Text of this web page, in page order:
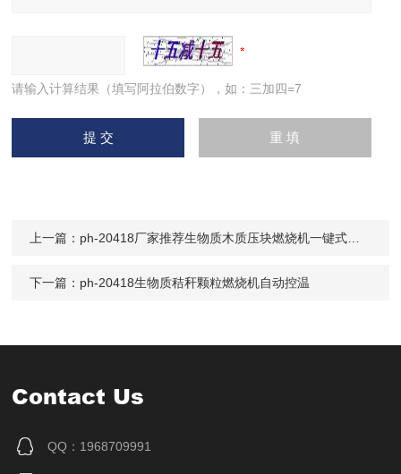
请输入计算结果（填写阿拉伯数字），如：三加四=7
上一篇： ph-20418厂家推荐生物质木质压块燃烧机一键式开启
下一篇： ph-20418生物质秸秆颗粒燃烧机自动控温
Contact Us
QQ：1968709991